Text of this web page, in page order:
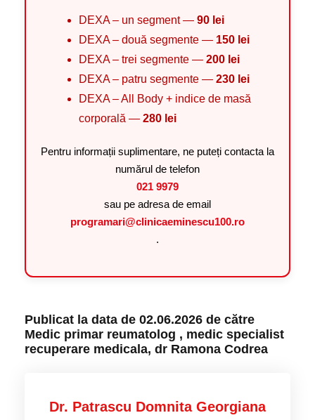
DEXA – un segment — 90 lei
DEXA – două segmente — 150 lei
DEXA – trei segmente — 200 lei
DEXA – patru segmente — 230 lei
DEXA – All Body + indice de masă
corporală — 280 lei
Pentru informații suplimentare, ne puteți contacta la
numărul de telefon
021 9979
sau pe adresa de email
programari@clinicaeminescu100.ro
.
Publicat la data de 02.06.2026 de către
Medic primar reumatolog , medic specialist
recuperare medicala, dr Ramona Codrea
Dr. Patrascu Domnita Georgiana